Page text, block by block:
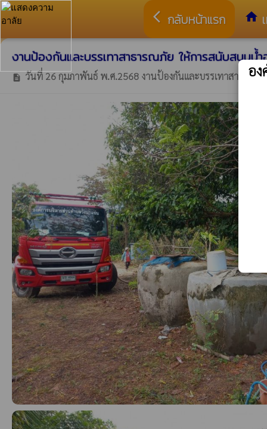
arrow_back_ios กลับหน้าแรก home
งานป้องกันและบรรเทาสาธารณภัย ให้การสนับสนุนน้
description วันที่ 26 กุมภาพันธ์ พ.ศ.2568 งานป้องกันและบรรเทาสาธาร
อ